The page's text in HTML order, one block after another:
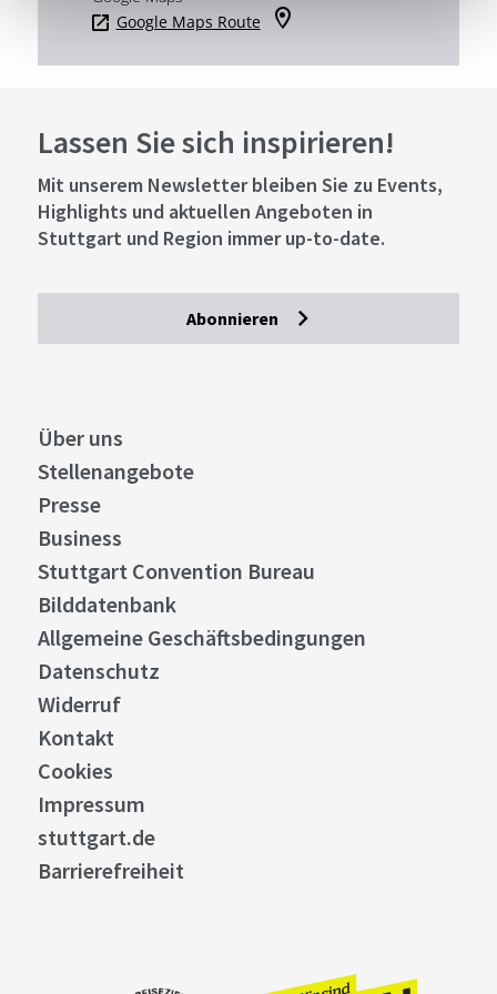
Google Maps Route
Lassen Sie sich inspirieren!
Mit unserem Newsletter bleiben Sie zu Events,
Highlights und aktuellen Angeboten in
Stuttgart und Region immer up-to-date.
Abonnieren
Über uns
Stellenangebote
Presse
Business
Stuttgart Convention Bureau
Bilddatenbank
Allgemeine Geschäftsbedingungen
Datenschutz
Widerruf
Kontakt
Cookies
Impressum
stuttgart.de
Barrierefreiheit